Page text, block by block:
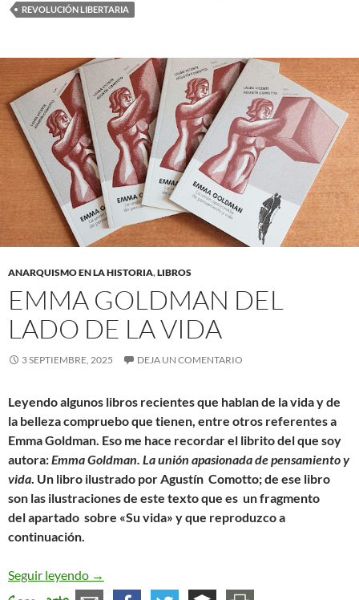
REVOLUCIÓN LIBERTARIA
ANARQUISMO EN LA HISTORIA,LIBROS
EMMA GOLDMAN DEL
LADO DE LA VIDA
3 SEPTIEMBRE, 2025 DEJA UN COMENTARIO
Leyendo algunos libros recientes que hablan de la vida y de
la belleza compruebo que tienen, entre otros referentes a
Emma Goldman. Eso me hace recordar el librito del que soy
autora:Emma Goldman. La unión apasionada de pensamiento y
vida. Un libro ilustrado por Agustín Comotto; de ese libro
son las ilustraciones de este texto que es un fragmento
del apartado sobre «Su vida» y que reproduzco a
continuación.
Seguir leyendo Emma Goldman del lado de la vida
→